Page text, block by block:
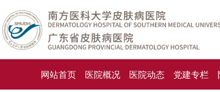
网站首页 医院概况 医院动态 党建专栏